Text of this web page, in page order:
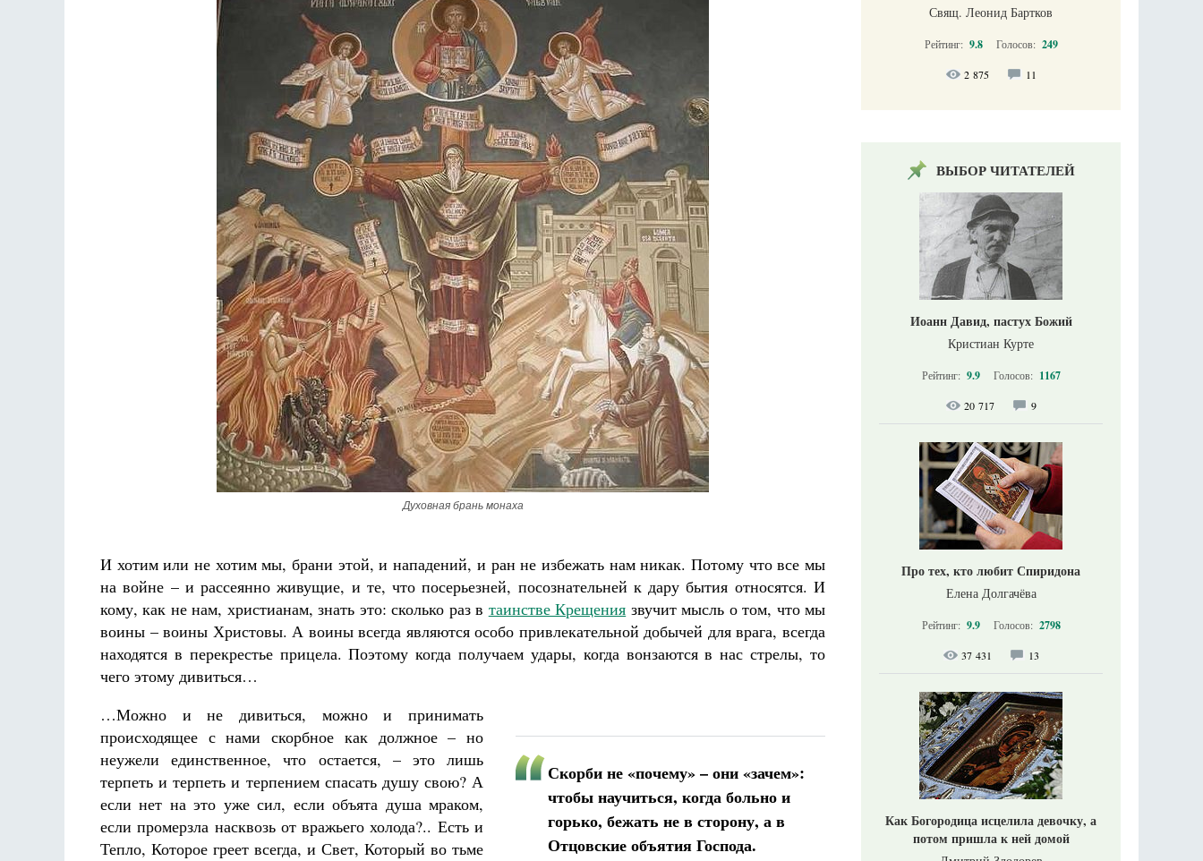
Духовная брань монаха
И хотим или не хотим мы, брани этой, и нападений, и ран не избежать нам никак. Потому что все мы
на войне – и рассеянно живущие, и те, что посерьезней, посознательней к дару бытия относятся. И
кому, как не нам, христианам, знать это: сколько раз в таинстве Крещения звучит мысль о том, что мы
воины – воины Христовы. А воины всегда являются особо привлекательной добычей для врага, всегда
находятся в перекрестье прицела. Поэтому когда получаем удары, когда вонзаются в нас стрелы, то
чего этому дивиться…
Скорби не «почему» – они «зачем»:
чтобы научиться, когда больно и
горько, бежать не в сторону, а в
Отцовские объятия Господа.
…Можно и не дивиться, можно и принимать
происходящее с нами скорбное как должное – но
неужели единственное, что остается, – это лишь
терпеть и терпеть и терпением спасать душу свою? А
если нет на это уже сил, если объята душа мраком,
если промерзла насквозь от вражьего холода?.. Есть и
Тепло, Которое греет всегда, и Свет, Который во тьме
Свящ. Леонид Бартков
Рейтинг: 9.8 Голосов: 249
2 875 11
ВЫБОР ЧИТАТЕЛЕЙ
Иоанн Давид, пастух Божий
Кристиан Курте
Рейтинг: 9.9 Голосов: 1167
20 717 9
Про тех, кто любит Спиридона
Елена Долгачёва
Рейтинг: 9.9 Голосов: 2798
37 431 13
Как Богородица исцелила девочку, а
потом пришла к ней домой